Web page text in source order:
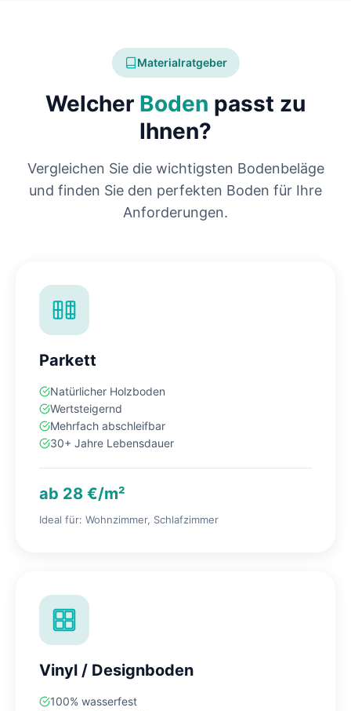
Materialratgeber
Welcher Boden passt zu
Ihnen?
Vergleichen Sie die wichtigsten Bodenbeläge
und finden Sie den perfekten Boden für Ihre
Anforderungen.
Parkett
Natürlicher Holzboden
Wertsteigernd
Mehrfach abschleifbar
30+ Jahre Lebensdauer
ab 28 €/m²
Ideal für: Wohnzimmer, Schlafzimmer
Vinyl / Designboden
100% wasserfest